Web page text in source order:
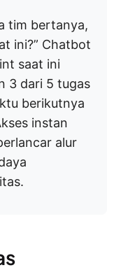
tim bertanya,
ini?” Chatbot
saat ini
3 dari 5 tugas
berikutnya
instan
alur